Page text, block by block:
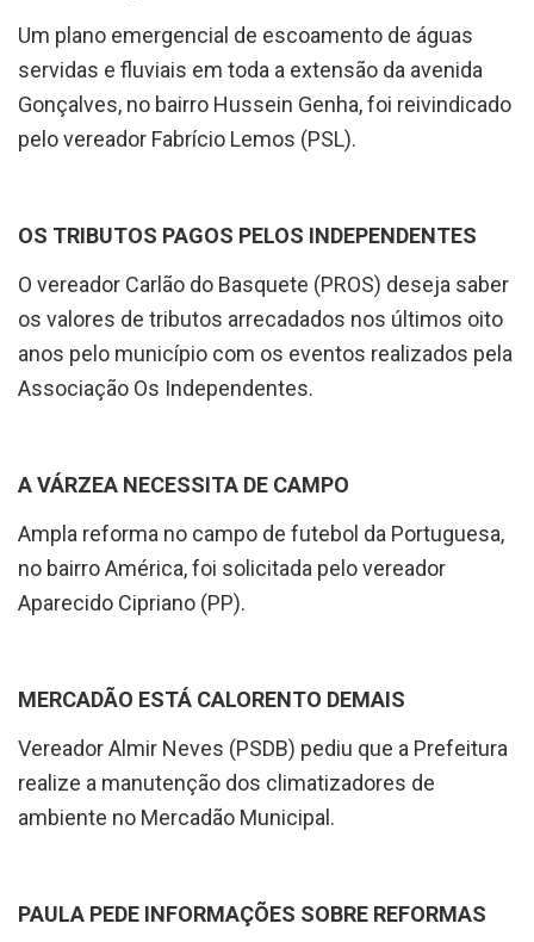
Um plano emergencial de escoamento de águas
servidas e fluviais em toda a extensão da avenida
Gonçalves, no bairro Hussein Genha, foi reivindicado
pelo vereador Fabrício Lemos (PSL).
OS TRIBUTOS PAGOS PELOS INDEPENDENTES
O vereador Carlão do Basquete (PROS) deseja saber
os valores de tributos arrecadados nos últimos oito
anos pelo município com os eventos realizados pela
Associação Os Independentes.
A VÁRZEA NECESSITA DE CAMPO
Ampla reforma no campo de futebol da Portuguesa,
no bairro América, foi solicitada pelo vereador
Aparecido Cipriano (PP).
MERCADÃO ESTÁ CALORENTO DEMAIS
Vereador Almir Neves (PSDB) pediu que a Prefeitura
realize a manutenção dos climatizadores de
ambiente no Mercadão Municipal.
PAULA PEDE INFORMAÇÕES SOBRE REFORMAS